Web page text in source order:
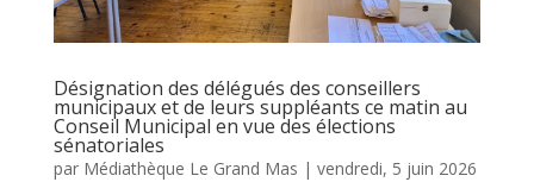
Désignation des délégués des conseillers
municipaux et de leurs suppléants ce matin au
Conseil Municipal en vue des élections
sénatoriales
par Médiathèque Le Grand Mas | vendredi, 5 juin 2026